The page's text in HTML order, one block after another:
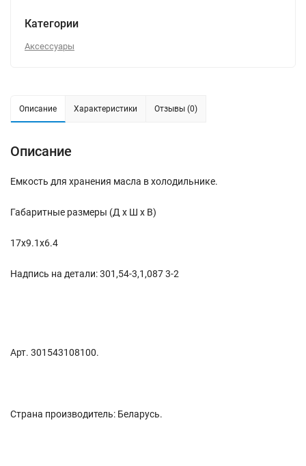
Категории
Аксессуары
Описание Характеристики Отзывы (0)
Описание
Емкость для хранения масла в холодильнике.
Габаритные размеры (Д x Ш x В)
17x9.1x6.4
Надпись на детали: 301,54-3,1,087 3-2
Арт. 301543108100.
Страна производитель: Беларусь.